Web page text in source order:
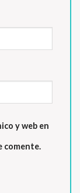
y web en
comente.